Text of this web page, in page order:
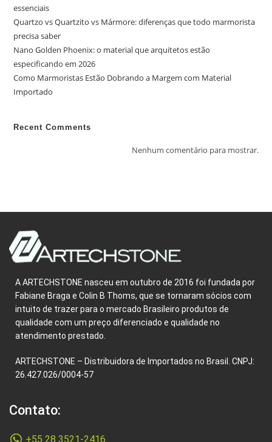
essenciais
Quartzo vs Quartzito vs Mármore: diferenças que todo marmorista
precisa saber
Nano Golden Phoenix: o material que arquitetos estão
especificando em 2026
Como Marmoristas Estão Dobrando a Margem com Material
Importado
Recent Comments
Nenhum comentário para mostrar.
A ARTECHSTONE nasceu em outubro de 2016 foi fundada por
Fabiane Braga e Colin B Thoms, que se tornaram sócios com
intuito de trazer para o mercado Brasileiro produtos de
qualidade com um preço diferenciado e qualidade no
atendimento prestado.
ARTECHSTONE – Distribuidora de Importados no Brasil. CNPJ:
26.427.026/0004-57
Contato:
+55 28 3521-2416